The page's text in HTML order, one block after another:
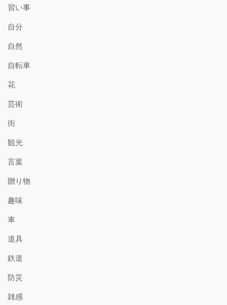
習い事
自分
自然
自転車
花
芸術
街
観光
言葉
贈り物
趣味
車
道具
鉄道
防災
雑感